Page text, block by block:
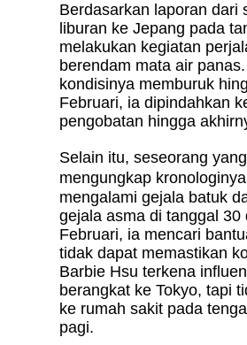
Berdasarkan laporan dari
liburan ke Jepang pada
melakukan kegiatan
berendam mata air
kondisinya memburuk
Februari, ia dipindahkan
pengobatan hingga
Selain itu, seseorang
mengungkap
mengalami gejala batuk
gejala asma di tanggal
Februari, ia mencari
tidak dapat memastikan
Barbie Hsu terkena
berangkat ke Tokyo, tapi
ke rumah sakit pada
pagi.